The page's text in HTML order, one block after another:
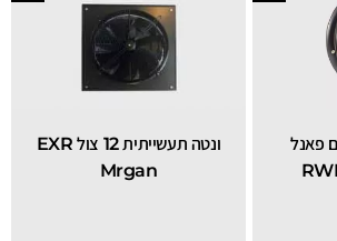
פאנל
ונטה תעשייתית 12 צול EXR
Mrgan